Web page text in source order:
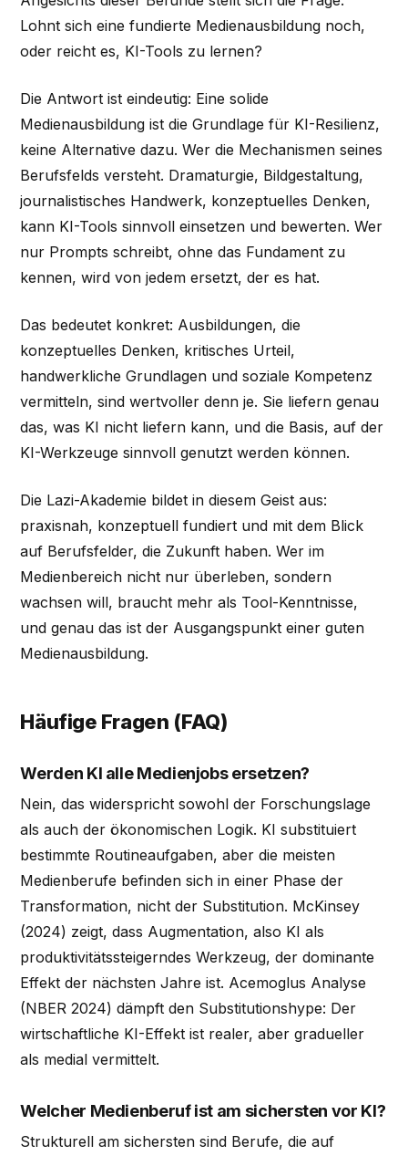
Lohnt sich eine fundierte Medienausbildung noch,
oder reicht es, KI-Tools zu lernen?
Die Antwort ist eindeutig: Eine solide
Medienausbildung ist die Grundlage für KI-Resilienz,
keine Alternative dazu. Wer die Mechanismen seines
Berufsfelds versteht. Dramaturgie, Bildgestaltung,
journalistisches Handwerk, konzeptuelles Denken,
kann KI-Tools sinnvoll einsetzen und bewerten. Wer
nur Prompts schreibt, ohne das Fundament zu
kennen, wird von jedem ersetzt, der es hat.
Das bedeutet konkret: Ausbildungen, die
konzeptuelles Denken, kritisches Urteil,
handwerkliche Grundlagen und soziale Kompetenz
vermitteln, sind wertvoller denn je. Sie liefern genau
das, was KI nicht liefern kann, und die Basis, auf der
KI-Werkzeuge sinnvoll genutzt werden können.
Die Lazi-Akademie bildet in diesem Geist aus:
praxisnah, konzeptuell fundiert und mit dem Blick
auf Berufsfelder, die Zukunft haben. Wer im
Medienbereich nicht nur überleben, sondern
wachsen will, braucht mehr als Tool-Kenntnisse,
und genau das ist der Ausgangspunkt einer guten
Medienausbildung.
Häufige Fragen (FAQ)
Werden KI alle Medienjobs ersetzen?
Nein, das widerspricht sowohl der Forschungslage
als auch der ökonomischen Logik. KI substituiert
bestimmte Routineaufgaben, aber die meisten
Medienberufe befinden sich in einer Phase der
Transformation, nicht der Substitution. McKinsey
(2024) zeigt, dass Augmentation, also KI als
produktivitätssteigerndes Werkzeug, der dominante
Effekt der nächsten Jahre ist. Acemoglus Analyse
(NBER 2024) dämpft den Substitutionshype: Der
wirtschaftliche KI-Effekt ist realer, aber gradueller
als medial vermittelt.
Welcher Medienberuf ist am sichersten vor KI?
Strukturell am sichersten sind Berufe, die auf